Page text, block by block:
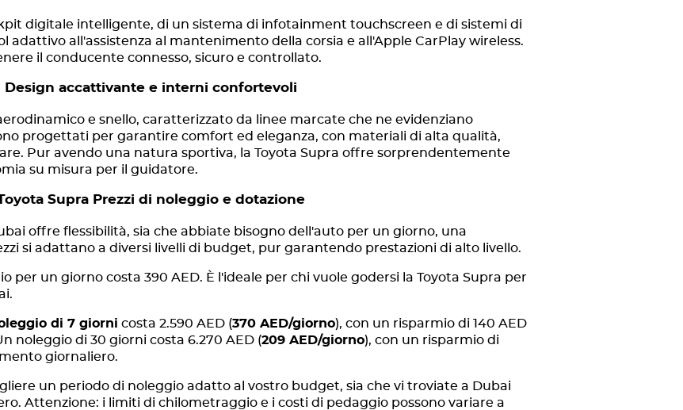
digitale intelligente, di un sistema di infotainment touchscreen e di sistemi di
adattivo all'assistenza al mantenimento della corsia e all'Apple CarPlay wireless.
il conducente connesso, sicuro e controllato.
Design accattivante e interni confortevoli
e snello, caratterizzato da linee marcate che ne evidenziano
progettati per garantire comfort ed eleganza, con materiali di alta qualità,
Pur avendo una natura sportiva, la Toyota Supra offre sorprendentemente
su misura per il guidatore.
Supra Prezzi di noleggio e dotazione
offre flessibilità, sia che abbiate bisogno dell'auto per un giorno, una
si adattano a diversi livelli di budget, pur garantendo prestazioni di alto livello.
per un giorno costa 390 AED. È l'ideale per chi vuole godersi la Toyota Supra per
di 7 giorni costa 2.590 AED (370 AED/giorno), con un risparmio di 140 AED
noleggio di 30 giorni costa 6.270 AED (209 AED/giorno), con un risparmio di
giornaliero.
un periodo di noleggio adatto al vostro budget, sia che vi troviate a Dubai
Attenzione: i limiti di chilometraggio e i costi di pedaggio possono variare a